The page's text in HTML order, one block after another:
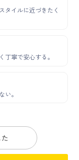
タイルに近づきたく
丁寧で安心する。
い。